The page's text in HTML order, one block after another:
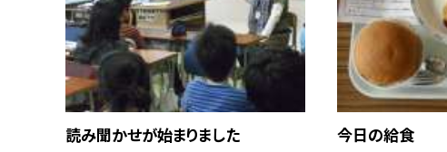
読み聞かせが始まりました 今日の給食